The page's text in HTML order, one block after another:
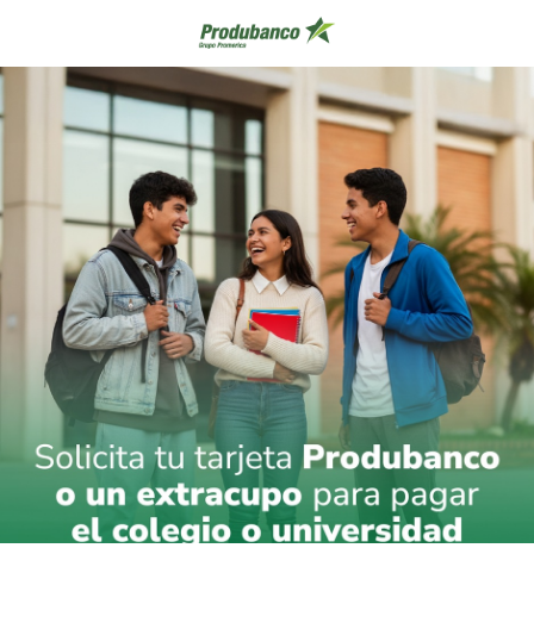
prueba extracupo-educacion (1)